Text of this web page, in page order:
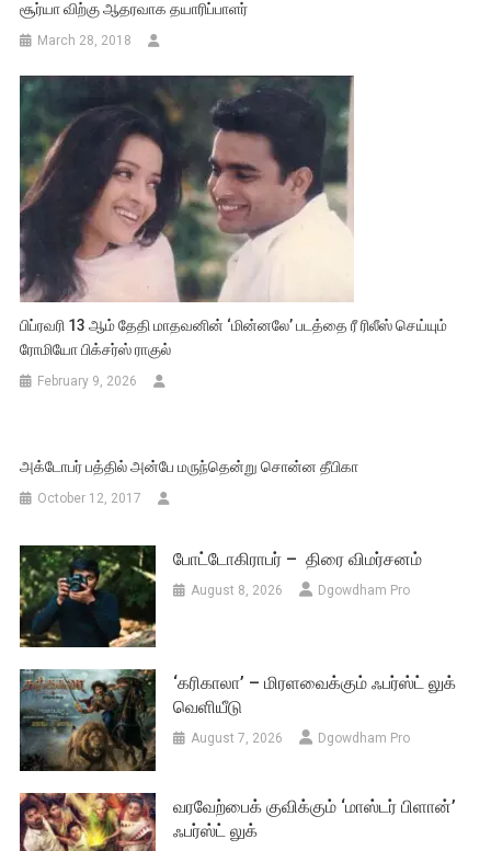
சூர்யா விற்கு ஆதரவாக தயாரிப்பாளர்
March 28, 2018
பிப்ரவரி 13 ஆம் தேதி மாதவனின் ‘மின்னலே’ படத்தை ரீ ரிலீஸ் செய்யும்
ரோமியோ பிக்சர்ஸ் ராகுல்
February 9, 2026
அக்டோபர் பத்தில் அன்பே மருந்தென்று சொன்ன தீபிகா
October 12, 2017
போட்டோகிராபர் – திரை விமர்சனம்
August 8, 2026 Dgowdham Pro
‘கரிகாலா’ – மிரளவைக்கும் ஃபர்ஸ்ட் லுக்
வெளியீடு
August 7, 2026 Dgowdham Pro
வரவேற்பைக் குவிக்கும் ‘மாஸ்டர் பிளான்’
ஃபர்ஸ்ட் லுக்